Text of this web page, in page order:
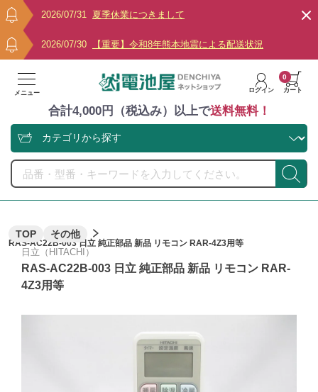
2026/07/31 夏季休業につきまして
2026/07/30 【重要】令和8年熊本地震による配送状況
メニュー ログイン カート
0
合計4,000円（税込み）以上で送料無料！
TOP その他
RAS-AC22B-003 日立 純正部品 新品 リモコン RAR-4Z3用等
日立（HITACHI）
RAS-AC22B-003 日立 純正部品 新品 リモコン RAR-
4Z3用等